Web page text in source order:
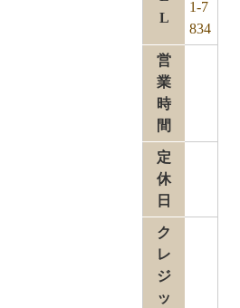
L
1-7
834
営
業
時
間
定
休
日
ク
レ
ジ
ッ